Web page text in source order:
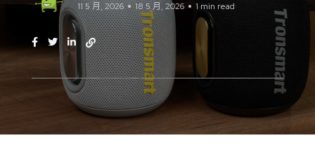
11 5 月, 2026 18 5 月, 2026 1 min read